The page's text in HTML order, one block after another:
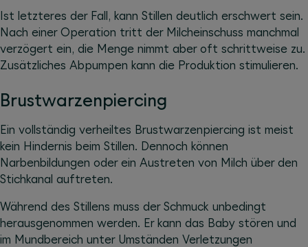
Ist letzteres der Fall, kann Stillen deutlich erschwert sein.
Nach einer Operation tritt der Milcheinschuss manchmal
verzögert ein, die Menge nimmt aber oft schrittweise zu.
Zusätzliches Abpumpen kann die Produktion stimulieren.
Brustwarzenpiercing
Ein vollständig verheiltes Brustwarzenpiercing ist meist
kein Hindernis beim Stillen. Dennoch können
Narbenbildungen oder ein Austreten von Milch über den
Stichkanal auftreten.
Während des Stillens muss der Schmuck unbedingt
herausgenommen werden. Er kann das Baby stören und
im Mundbereich unter Umständen Verletzungen